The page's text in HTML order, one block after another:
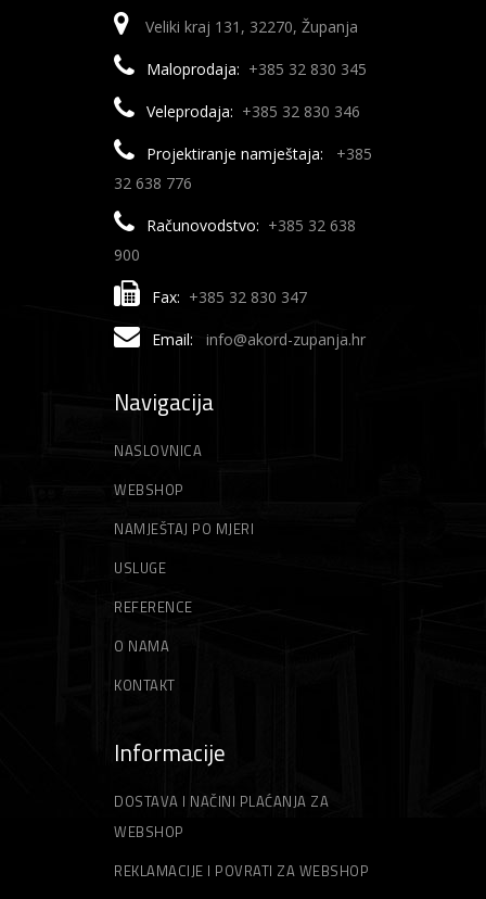
Veliki kraj 131, 32270, Županja
Maloprodaja: +385 32 830 345
Veleprodaja: +385 32 830 346
Projektiranje namještaja:
+385
32 638 776
Računovodstvo: +385 32 638
900
Fax: +385 32 830 347
Email: info@akord-zupanja.hr
Navigacija
NASLOVNICA
WEBSHOP
NAMJEŠTAJ PO MJERI
USLUGE
REFERENCE
O NAMA
KONTAKT
Informacije
DOSTAVA I NAČINI PLAĆANJA ZA
WEBSHOP
REKLAMACIJE I POVRATI ZA WEBSHOP